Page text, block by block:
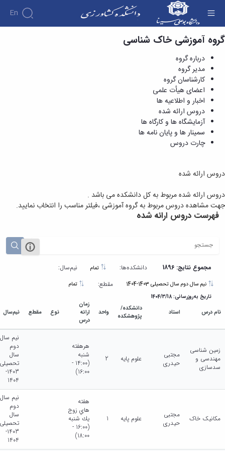
En
دروس ارائه شده - دانشکده کشاورزی
گروه آموزشی خاک شناسی
درباره گروه
مدیر گروه
کارشناسان گروه
اعضای هیأت علمی
اخبار و اطلاعیه ها
دروس ارائه شده
آزمایشگاه ها و کارگاه ها
سمینار ها و پایان نامه ها
چارت دروس
دروس ارائه شده
دروس ارائه شده مربوط به کل دانشکده می باشد .
جهت مشاهده دروس مربوط به گروه آموزشی ،فیلتر مناسب را انتخاب نمایید.
فهرست دروس ارائه شده
مجموع نتایج: 1896 دانشکده‌ها: نیم‌سال:
مقطع: تمام
تاریخ به‌روزرسانی: 1404/3/18
نام درس استاد
دانشکده/
پژوهشکده
واحد
زمان
ارائه
درس
نوع مقطع نیم‌سال
زمین شناسی
مهندسی و
سدسازی
مجتبی
حیدری
علوم پایه 2
هرهفته
شنبه
(14:00 -
16:00)
نیم سال
دوم
سال
تحصیلی
1403-
1404
مکانیک خاک
مجتبی
حیدری
علوم پایه 1
هفته
هاي زوج
يك شنبه
(16:00 -
18:00)
نیم سال
دوم
سال
تحصیلی
1403-
1404